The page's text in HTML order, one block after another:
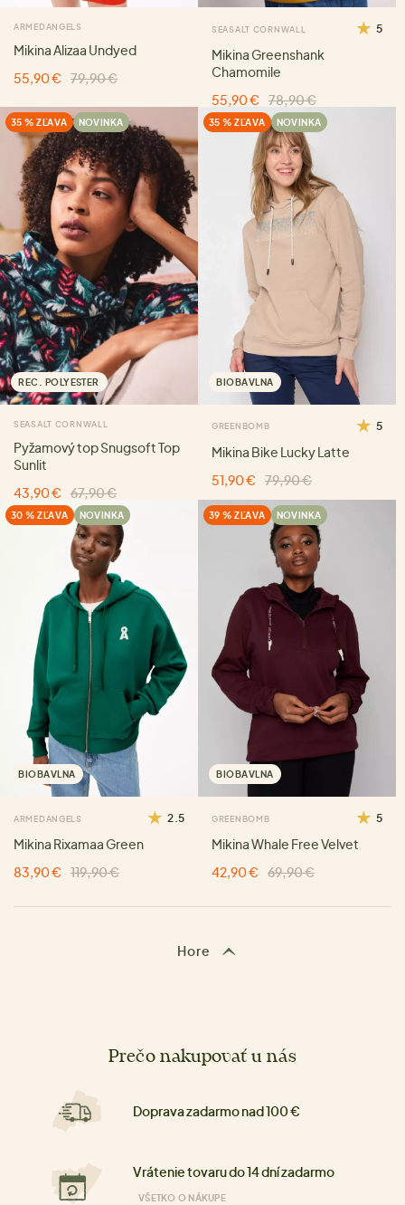
ARMEDANGELS
Mikina Alizaa Undyed
55,90 €
79,90 €
SEASALT CORNWALL 5
Mikina Greenshank
Chamomile
55,90 €
78,90 €
35 % ZĽAVA NOVINKA
REC. POLYESTER
SEASALT CORNWALL
Pyžamový top Snugsoft Top
Sunlit
43,90 €
67,90 €
35 % ZĽAVA NOVINKA
BIOBAVLNA
GREENBOMB 5
Mikina Bike Lucky Latte
51,90 €
79,90 €
30 % ZĽAVA NOVINKA
BIOBAVLNA
ARMEDANGELS 2.5
Mikina Rixamaa Green
83,90 €
119,90 €
39 % ZĽAVA NOVINKA
BIOBAVLNA
GREENBOMB 5
Mikina Whale Free Velvet
42,90 €
69,90 €
Hore
Prečo nakupovať u nás
Doprava zadarmo nad 100 €
Vrátenie tovaru do 14 dní zadarmo
VŠETKO O NÁKUPE